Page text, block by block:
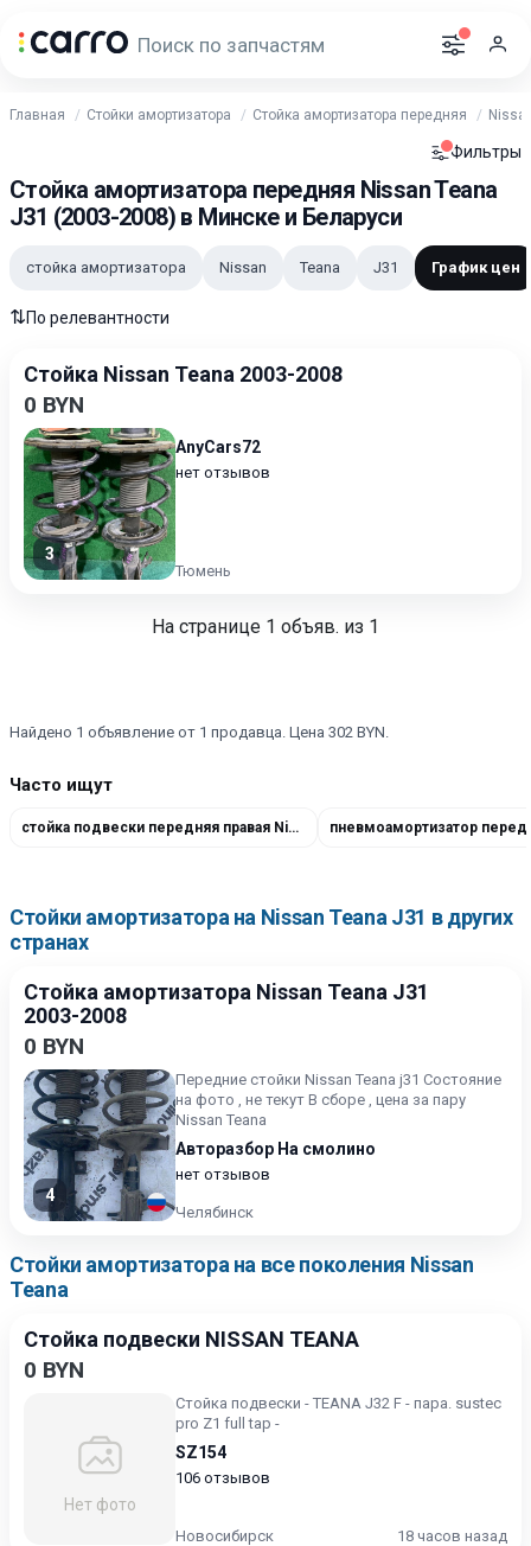
Главная Стойки амортизатора Стойка амортизатора передняя
Фильтры
Стойка амортизатора передняя Nissan Teana
J31 (2003-2008) в Минске и Беларуси
стойка амортизатора Nissan Teana J31 График цен
⇅По релевантности
Стойка Nissan Teana 2003-2008
0 BYN
3
AnyCars72
нет отзывов
Тюмень
На странице 1 объяв. из 1
Найдено 1 объявление от 1 продавца. Цена 302 BYN.
Часто ищут
стойка подвески передняя правая Nissan Teana J31
Стойки амортизатора на Nissan Teana J31 в других
странах
Стойка амортизатора Nissan Teana J31
2003-2008
0 BYN
4
Передние стойки Nissan Teana j31 Состояние
на фото , не текут В сборе , цена за пару
Nissan Teana
Авторазбор На смолино
нет отзывов
Челябинск
Стойки амортизатора на все поколения Nissan
Teana
Стойка подвески NISSAN TEANA
0 BYN
Нет фото
Стойка подвески - TEANA J32 F - пара. sustec
pro Z1 full tap -
SZ154
106 отзывов
Новосибирск 18 часов назад